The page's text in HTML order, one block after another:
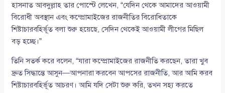
হাসনাত আবদুল্লাহ তার পোস্টে লেখেন, “যেদিন থেকে আমাদের আওয়ামী
বিরোধী অবস্থান এবং কম্প্রোমাইজের রাজনীতির বিরোধিতাকে
শিষ্টাচারবহির্ভূত বলা শুরু হয়েছে, সেদিন থেকেই আওয়ামী লীগের মিছিল
বড় হচ্ছে।”
তিনি সতর্ক করে বলেন, “যারা কম্প্রোমাইজের রাজনীতি করছেন, তারা খুব
দ্রুত সিদ্ধান্তে আসুন—আপনারা করবেন আপসের রাজনীতি, আর আমি করব
শিষ্টাচারবহির্ভূত আচরণ। আমি যদি সেটা শুরু করি, তখন সহ্য করতে